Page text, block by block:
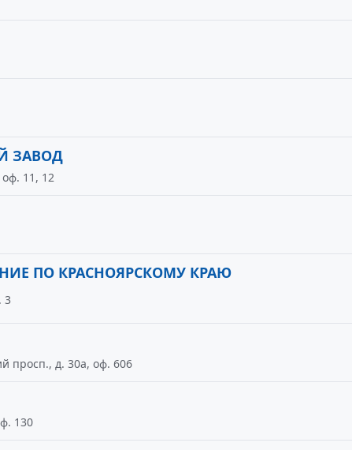
ЗАВОД
11, 12
ПО КРАСНОЯРСКОМУ КРАЮ
3
просп., д. 30а, оф. 606
130